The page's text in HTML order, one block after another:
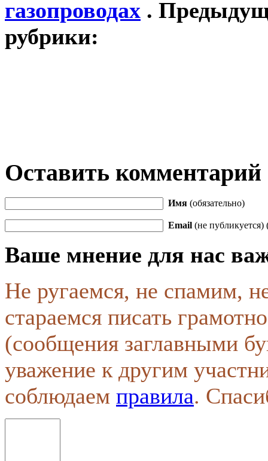
газопроводах .
рубрики:
Оставить комментарий
Имя (обязательно)
Email (не публикуется)
Ваше мнение для нас
Не ругаемся, не спамим,
стараемся писать
(сообщения заглавными
уважение к другим
соблюдаем правила.